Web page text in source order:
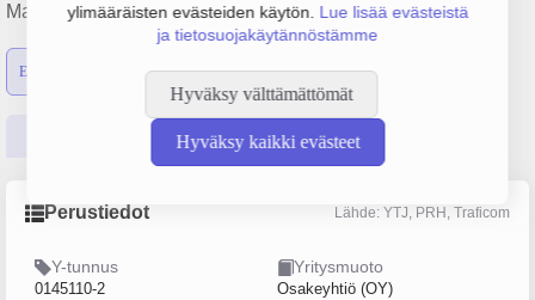
ylimääräisten evästeiden käytön. Lue lisää evästeistä
ja tietosuojakäytännöstämme
Hyväksy välttämättömät
Hyväksy kaikki evästeet
Maarianhamina. Yrityksen yhtiömuoto Osakeyhtiö (OY).
Emon luvut Konsernin luvut
Tilinpäätösluvut Päättäjätiedot
Perustiedot Lähde: YTJ, PRH, Traficom
Y-tunnus
0145110-2
Yritysmuoto
Osakeyhtiö (OY)